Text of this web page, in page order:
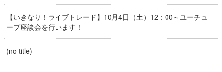
【いきなり！ライブトレード】10月4日（土）12：00～ユーチュ
ーブ座談会を行います！
(no title)